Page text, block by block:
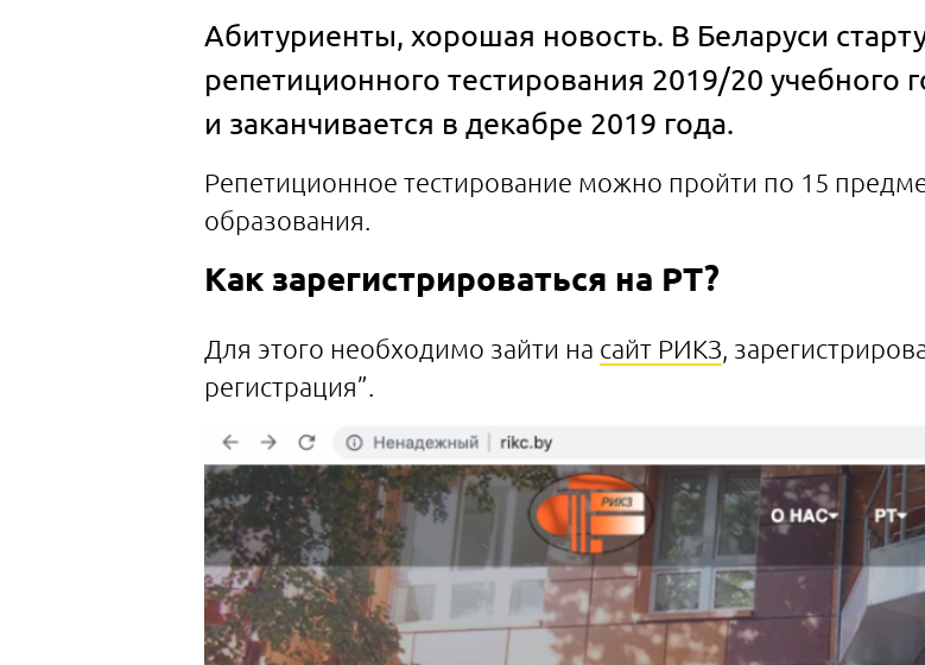
Абитуриенты, хорошая новость. В Беларуси
репетиционного тестирования 2019/20 учебного
и заканчивается в декабре 2019 года.
Репетиционное тестирование можно пройти по 15
образования.
Как зарегистрироваться на РТ?
Для этого необходимо зайти на сайт РИКЗ ,
регистрация”.